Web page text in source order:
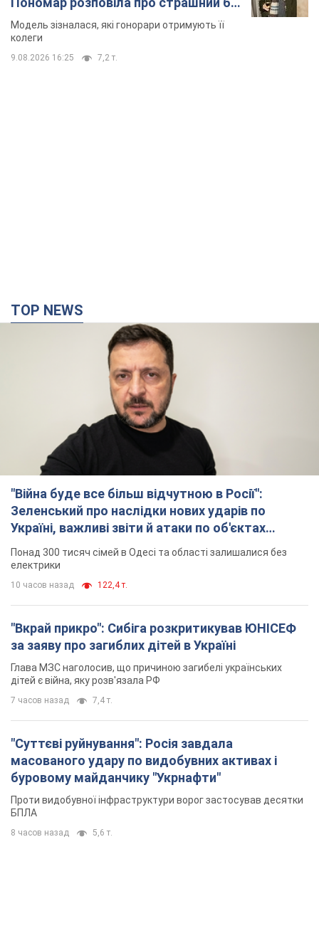
ворога. Відео
Понад 300 тисяч сімей в Одесі та області залишалися без
електрики
122,4 т.
"Вкрай прикро": Сибіга розкритикував ЮНІСЕФ
за заяву про загиблих дітей в Україні
Глава МЗС наголосив, що причиною загибелі українських
дітей є війна, яку розв'язала РФ
7 часов назад
"Суттєві руйнування": Росія завдала
масованого удару по видобувних активах і
буровому майданчику "Укрнафти"
Проти видобувної інфраструктури ворог застосував десятки
БПЛА
8 часов назад 5,6 т.